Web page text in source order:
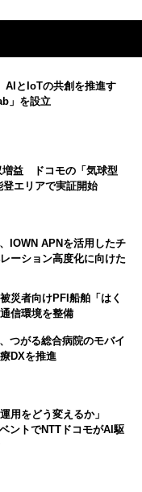
AIとIoTの共創を推進す
」を設立
増益 ドコモの「気球型
エリアで実証開始
IOWN APNを活用したチ
ーション高度化に向けた
災者向けPFI船舶「はく
信環境を整備
つがる総合病院のモバイ
DXを推進
運用をどう変えるか」
ントでNTTドコモがAI駆